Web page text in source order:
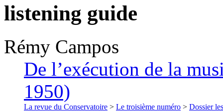
listening guide
Rémy Campos
De l’exécution de la
1950)
La revue du Conservatoire > Le troisième numéro > Dossier